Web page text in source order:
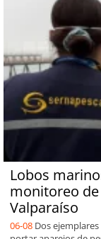
Lobos
monitoreo de
Valparaíso
06-08 Dos